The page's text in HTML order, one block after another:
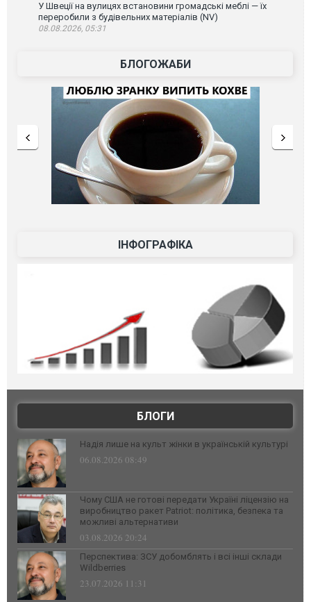
У Швеції на вулицях встановини громадські меблі — їх
переробили з будівельних матеріалів (NV)
08.08.2026, 05:31
БЛОГОЖАБИ
ІНФОГРАФІКА
БЛОГИ
Надія лише на культ жінки в українській культурі
06.08.2026 08:49
Чому США не готові передати Україні ліцензію на
виробництво ракет Patriot: політика, безпека та
можливі альтернативи
03.08.2026 20:24
Перспектива: ЗСУ добомблять і всі інші склади
Wildberries
23.07.2026 11:31